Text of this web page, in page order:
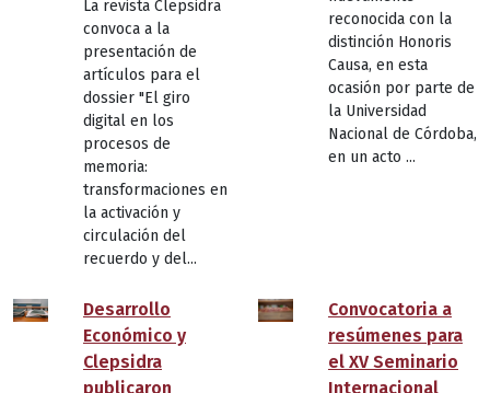
La revista Clepsidra
convoca a la
presentación de
artículos para el
dossier "El giro
digital en los
procesos de
memoria:
transformaciones en
la activación y
circulación del
recuerdo y del...
reconocida con la
distinción Honoris
Causa, en esta
ocasión por parte de
la Universidad
Nacional de Córdoba,
en un acto ...
Desarrollo
Económico y
Clepsidra
publicaron
Convocatoria a
resúmenes para
el XV Seminario
Internacional